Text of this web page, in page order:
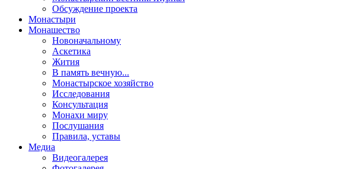
Обсуждение проекта
Монастыри
Монашество
Новоначальному
Аскетика
Жития
В память вечную...
Монастырское хозяйство
Исследования
Консультация
Монахи миру
Послушания
Правила, уставы
Медиа
Видеогалерея